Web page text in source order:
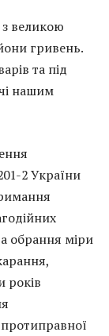
великою
гривень.
та під
нашим
2 України
обрання міри
років